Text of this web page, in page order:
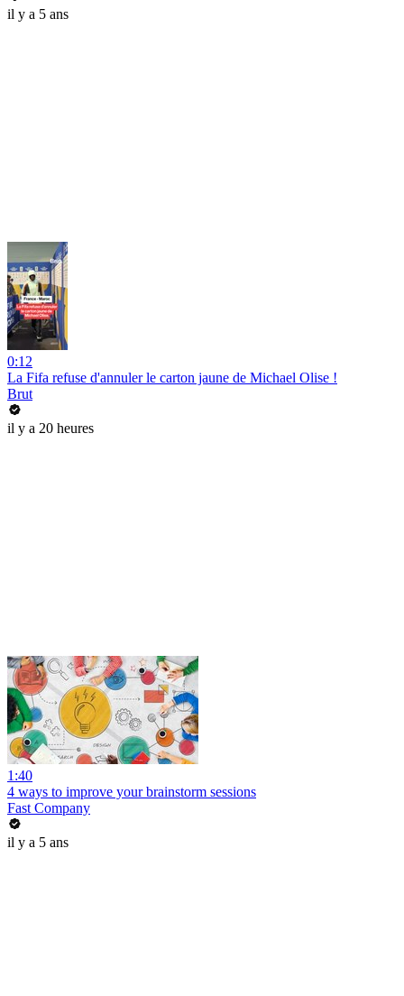
il y a 5 ans
0:12
La Fifa refuse d'annuler le carton jaune de Michael Olise !
Brut
il y a 20 heures
1:40
4 ways to improve your brainstorm sessions
Fast Company
il y a 5 ans